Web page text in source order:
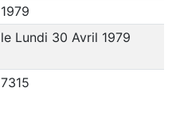
1979
le Lundi 30 Avril 1979
7315